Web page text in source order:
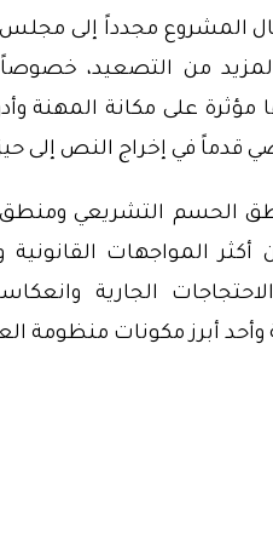
المشروع مجدداً إلى
من التصعيد،
مؤثرة على مكانة المهنة
قدماً في إخراج النص إلى حيز
الحسم التشريعي ومنطق
أكثر المواجهات
الجارية
وأحد أبرز مكونات منظومة